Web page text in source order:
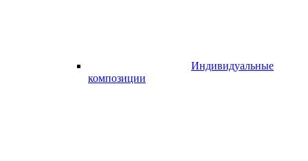
Индивидуальные
композиции